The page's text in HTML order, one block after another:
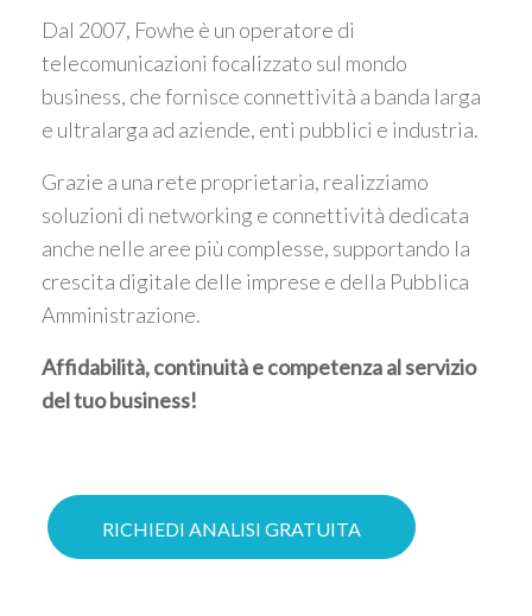
Dal 2007, Fowhe è un operatore di
telecomunicazioni focalizzato sul mondo
business, che fornisce connettività a banda larga
e ultralarga ad aziende, enti pubblici e industria.
Grazie a una rete proprietaria, realizziamo
soluzioni di networking e connettività dedicata
anche nelle aree più complesse, supportando la
crescita digitale delle imprese e della Pubblica
Amministrazione.
Affidabilità, continuità e competenza al servizio
del tuo business!
RICHIEDI ANALISI GRATUITA